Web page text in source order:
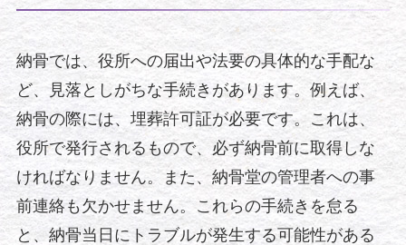
納骨では、役所への届出や法要の具体的な手配な
ど、見落としがちな手続きがあります。例えば、
納骨の際には、埋葬許可証が必要です。これは、
役所で発行されるもので、必ず納骨前に取得しな
ければなりません。また、納骨堂の管理者への事
前連絡も欠かせません。これらの手続きを怠る
と、納骨当日にトラブルが発生する可能性がある